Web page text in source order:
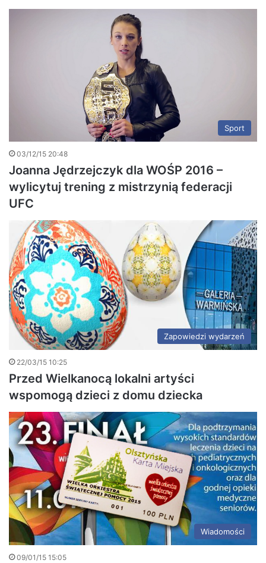
Sport
03/12/15 20:48
Joanna Jędrzejczyk dla WOŚP 2016 –
wylicytuj trening z mistrzynią federacji
UFC
Zapowiedzi wydarzeń
22/03/15 10:25
Przed Wielkanocą lokalni artyści
wspomogą dzieci z domu dziecka
Wiadomości
09/01/15 15:05